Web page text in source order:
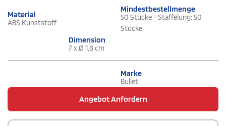
Material
ABS Kunststoff
Mindestbestellmenge
50 Stücke - Staffelung: 50
Stücke
Dimension
7 x Ø 1,8 cm
Marke
Bullet
Angebot Anfordern